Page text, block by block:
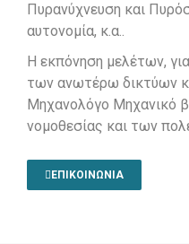
Πυρανύχνευση και
αυτονομία, κ.α..
Η εκπόνηση μελέτων,
των ανωτέρω δικτύων
Μηχανολόγο Μηχανικό
νομοθεσίας και των
ΕΠΙΚΟΙΝΩΝΙΑ